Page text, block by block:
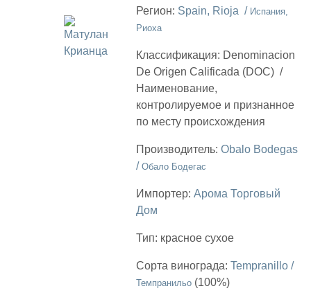
Регион: Spain, Rioja / Испания,
Риоха
Классификация: Denominacion
De Origen Сalificada (DOC) /
Наименование,
контролируемое и признанное
по месту происхождения
Производитель: Obalo Bodegas
/ Обало Бодегас
Импортер: Арома Торговый
Дом
Тип: красное сухое
Сорта винограда: Tempranillo /
Темпранильо (100%)